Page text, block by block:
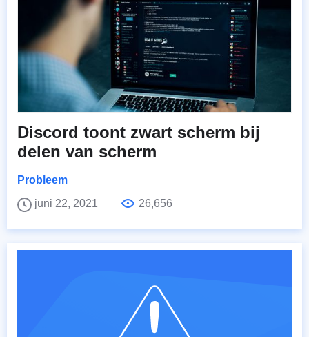
Discord toont zwart scherm bij
delen van scherm
Probleem
juni 22, 2021
26,656